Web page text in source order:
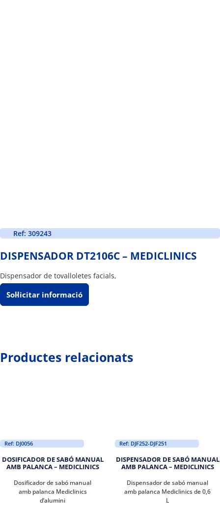
Ref: 309243
DISPENSADOR DT2106C – MEDICLINICS
Dispensador de tovalloletes facials,
Sol·licitar informació
Productes relacionats
Ref: DJ0056
DOSIFICADOR DE SABÓ MANUAL
AMB PALANCA – MEDICLINICS
Dosificador de sabó manual
amb palanca Mediclinics
d’alumini
Ref: DJF252-DJF251
DISPENSADOR DE SABÓ MANUAL
AMB PALANCA – MEDICLINICS
Dispensador de sabó manual
amb palanca Mediclinics de 0,6
L